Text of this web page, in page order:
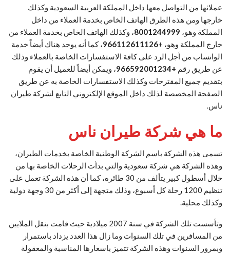
عملائها من التواصل معها داخل المملكة العربية السعودية وكذلك
خارجها ومن هذه الطرق الهاتف الخاص بخدمة العملاء من داخل
المملكة وهو، 8001244999، وكذلك الهاتف الخاص بخدمة العملاء من
خارج المملكة وهو، +966112611126، كما أنه يوجد هناك أيضاً خدمة
الواتساب من أجل الرد على كافة الاستفسارات الخاصة بالعملاء وذلك
عن طريق رقم +966592001234
، ويمكن أيضاً للعميل أن يقوم
بتقديم جميع المقترحات وكذلك الاستفسارات الخاصة به عن طريق
الصفحة المخصصة لذلك داخل الموقع الإلكتروني التابع لشركة طيران
ناس.
ما هي شركة طيران ناس
تسمى هذه الشركة باسم الشركة الوطنية الخاصة بخدمات الطيران،
وهذه الشركة هي شركة سعودية والتي بدأت الرحلات الخاصة بها من
خلال أسطول كبير يتألف من 30 طائره، كما أن هذه الشركة تعمل على
تنظيم 1200 رحلة كل أسبوع، وذلك متجهة إلى أكثر من 30 وجهة دولية
وكذلك محلية.
وتأسست تلك الشركة في سنة 2007 ميلادية حيث قامت بنقل الملايين
من المسافرين في تلك السنوات وما زال هذا العدد يزداد باستمرار
وبمرور السنوات وهذه الشركة تتميز باسعارها المناسبة والمعقولة